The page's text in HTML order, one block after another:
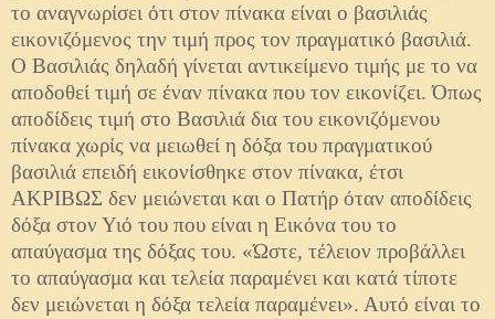
το αναγνωρίσει ότι στον πίνακα είναι ο βασιλιάς
εικονιζόμενος την τιμή προς τον πραγματικό βασιλιά.
Ο Βασιλιάς δηλαδή γίνεται αντικείμενο τιμής με το να
αποδοθεί τιμή σε έναν πίνακα που τον εικονίζει. Όπως
αποδίδεις τιμή στο Βασιλιά δια του εικονιζόμενου
πίνακα χωρίς να μειωθεί η δόξα του πραγματικού
βασιλιά επειδή εικονίσθηκε στον πίνακα, έτσι
ΑΚΡΙΒΩΣ δεν μειώνεται και ο Πατήρ όταν αποδίδεις
δόξα στον Υιό του που είναι η Εικόνα του το
απαύγασμα της δόξας του. «Ώστε, τέλειον προβάλλει
το απαύγασμα και τελεία παραμένει και κατά τίποτε
δεν μειώνεται η δόξα τελεία παραμένει». Αυτό είναι το